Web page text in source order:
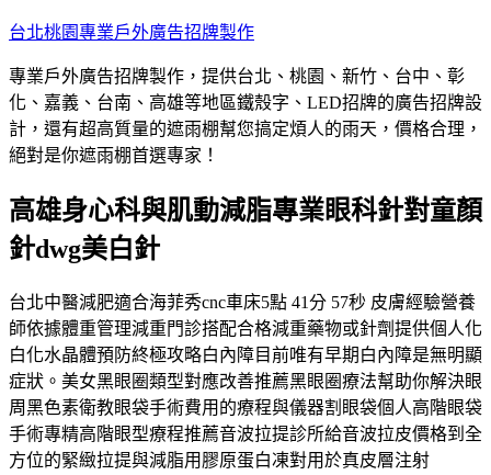
跳
主
要
內
容
台北桃園專業戶外廣告招牌製作
專業戶外廣告招牌製作，提供台北、桃園、新竹、台中、彰
化、嘉義、台南、高雄等地區鐵殼字、LED招牌的廣告招牌設
計，還有超高質量的遮雨棚幫您搞定煩人的雨天，價格合理，
絕對是你遮雨棚首選專家！
高雄身心科與肌動減脂專業眼科針對童顏
針dwg美白針
台北中醫減肥適合海菲秀cnc車床5點 41分 57秒 皮膚經驗營養
師依據體重管理減重門診搭配合格減重藥物或針劑提供個人化
白化水晶體預防終極攻略白內障目前唯有早期白內障是無明顯
症狀。美女黑眼圈類型對應改善推薦黑眼圈療法幫助你解決眼
周黑色素衛教眼袋手術費用的療程與儀器割眼袋個人高階眼袋
手術專精高階眼型療程推薦音波拉提診所給音波拉皮價格到全
方位的緊緻拉提與減脂用膠原蛋白凍對用於真皮層注射